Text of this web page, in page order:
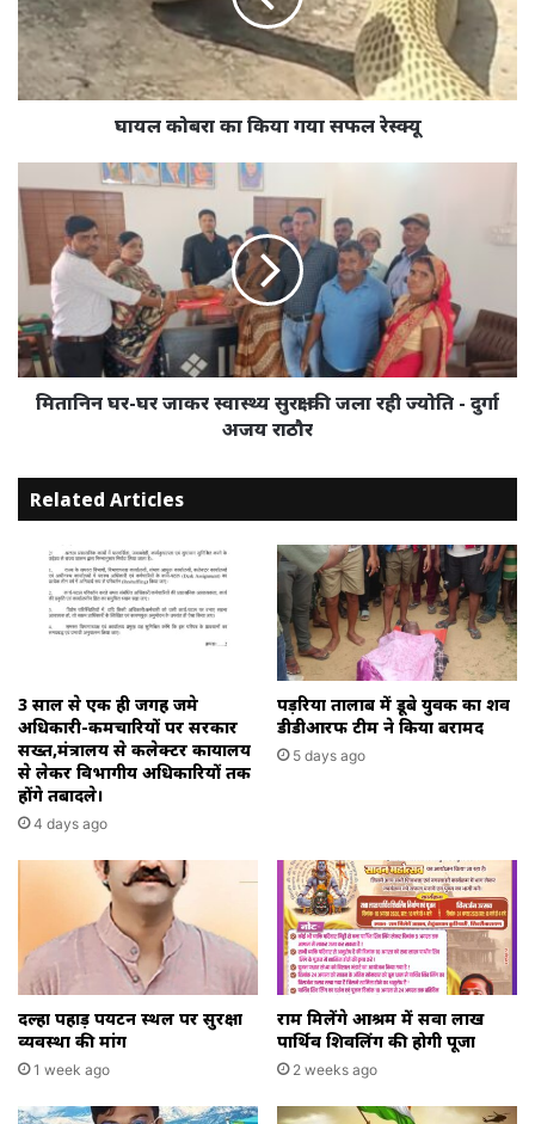
सफल
रेस्क्यू
घायल कोबरा का किया गया सफल रेस्क्यू
घर-
घर
जाकर
स्वास्थ्य
की
जला
रही
ज्योति
अजय
राठौर
मितानिन घर-घर जाकर स्वास्थ्य सुरक्षा की जला रही ज्योति - दुर्गा
अजय राठौर
Related Articles
3 साल से एक ही जगह जमे
अधिकारी-कर्मचारियों पर सरकार
सख्त,मंत्रालय से कलेक्टर कार्यालय
से लेकर विभागीय अधिकारियों तक
होंगे तबादले।
4 days ago
पड़रिया तालाब में डूबे युवक का शव
डीडीआरफ टीम ने किया बरामद
5 days ago
दल्हा पहाड़ पर्यटन स्थल पर सुरक्षा
व्यवस्था की मांग
1 week ago
राम मिलेंगे आश्रम में सवा लाख
पार्थिव शिवलिंग की होगी पूजा
2 weeks ago